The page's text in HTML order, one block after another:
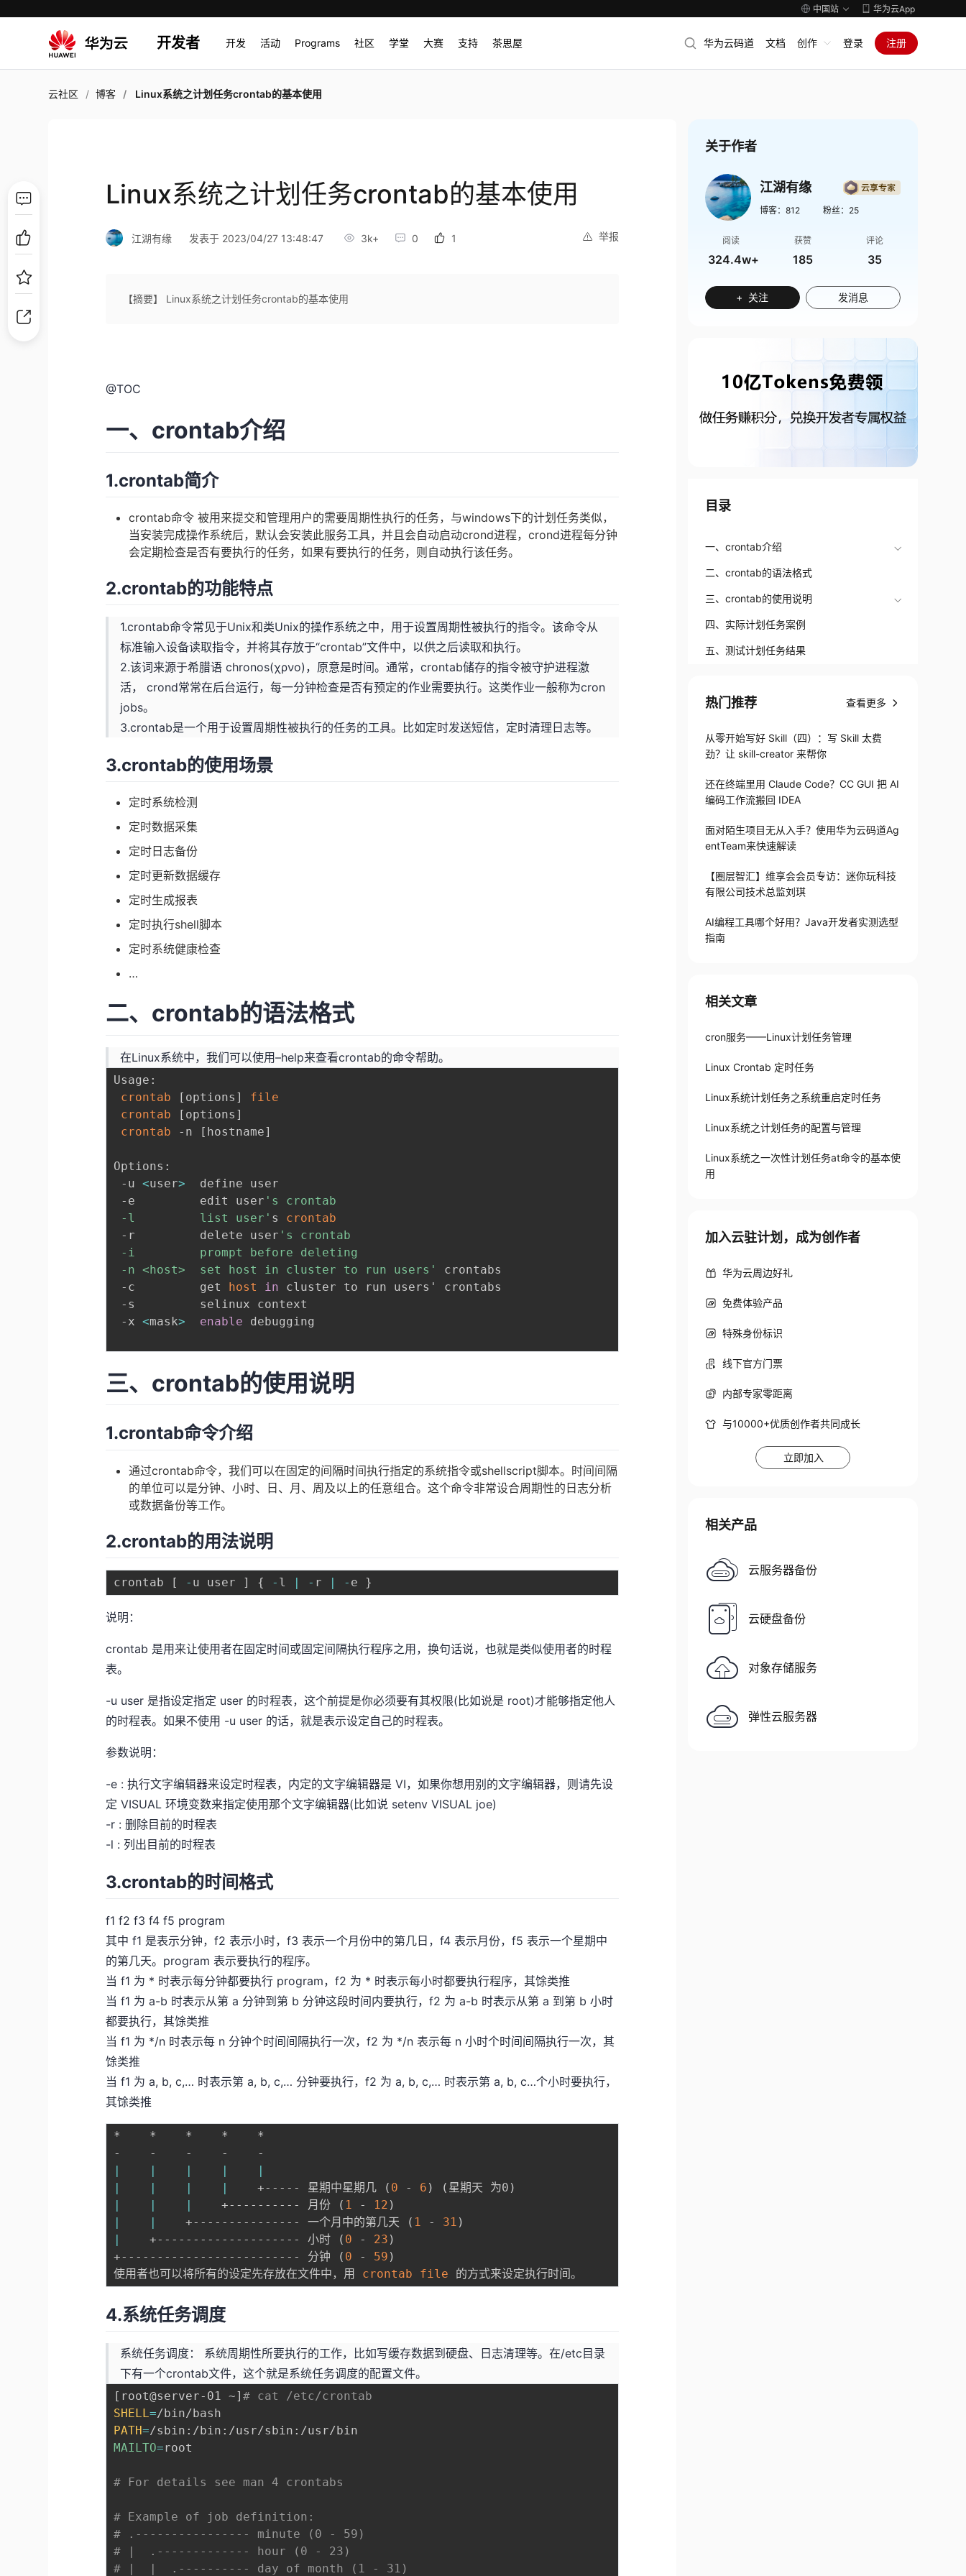
中国站 华为云App
开发者 开发 活动 Programs 社区 学堂 大赛 支持 茶思屋 华为云码道 文档 创作 登录 注册
云社区 博客 Linux系统之计划任务crontab的基本使用
Linux系统之计划任务crontab的基本使用
举报
江湖有缘 发表于 2023/04/27 13:48:47 3k+ 0 1
【摘要】 Linux系统之计划任务crontab的基本使用
@TOC
一、crontab介绍
1.crontab简介
crontab命令 被用来提交和管理用户的需要周期性执行的任务，与windows下的计划任务类似，
当安装完成操作系统后，默认会安装此服务工具，并且会自动启动crond进程，crond进程每分钟
会定期检查是否有要执行的任务，如果有要执行的任务，则自动执行该任务。
2.crontab的功能特点
1.crontab命令常见于Unix和类Unix的操作系统之中，用于设置周期性被执行的指令。该命令从
标准输入设备读取指令，并将其存放于“crontab”文件中，以供之后读取和执行。
2.该词来源于希腊语 chronos(χρνο)，原意是时间。通常，crontab储存的指令被守护进程激
活， crond常常在后台运行，每一分钟检查是否有预定的作业需要执行。这类作业一般称为cron
jobs。
3.crontab是一个用于设置周期性被执行的任务的工具。比如定时发送短信，定时清理日志等。
3.crontab的使用场景
定时系统检测
定时数据采集
定时日志备份
定时更新数据缓存
定时生成报表
定时执行shell脚本
定时系统健康检查
…
二、crontab的语法格式
在Linux系统中，我们可以使用–help来查看crontab的命令帮助。
Usage:
crontab
[ options ]
file
crontab
[ options ]
crontab -n [ hostname]
Options:
-u <user>
  define user
-e         edit user 's crontab
-l         list user' s crontab
-r         delete user 's crontab
-i         prompt before deleting
-n <host>  set host in cluster to run users'
crontabs
-c         get host in cluster to run users' crontabs
-s         selinux context
-x <mask> enable debugging
三、crontab的使用说明
1.crontab命令介绍
通过crontab命令，我们可以在固定的间隔时间执行指定的系统指令或shellscript脚本。时间间隔
的单位可以是分钟、小时、日、月、周及以上的任意组合。这个命令非常设合周期性的日志分析
或数据备份等工作。
2.crontab的用法说明
crontab [ - u user ] { - l | - r | - e }
说明：
crontab 是用来让使用者在固定时间或固定间隔执行程序之用，换句话说，也就是类似使用者的时程
表。
-u user 是指设定指定 user 的时程表，这个前提是你必须要有其权限(比如说是 root)才能够指定他人
的时程表。如果不使用 -u user 的话，就是表示设定自己的时程表。
参数说明：
-e : 执行文字编辑器来设定时程表，内定的文字编辑器是 VI，如果你想用别的文字编辑器，则请先设
定 VISUAL 环境变数来指定使用那个文字编辑器(比如说 setenv VISUAL joe)
-r : 删除目前的时程表
-l : 列出目前的时程表
3.crontab的时间格式
f1 f2 f3 f4 f5 program
其中 f1 是表示分钟，f2 表示小时，f3 表示一个月份中的第几日，f4 表示月份，f5 表示一个星期中
的第几天。program 表示要执行的程序。
当 f1 为 * 时表示每分钟都要执行 program，f2 为 * 时表示每小时都要执行程序，其馀类推
当 f1 为 a-b 时表示从第 a 分钟到第 b 分钟这段时间内要执行，f2 为 a-b 时表示从第 a 到第 b 小时
都要执行，其馀类推
当 f1 为 */n 时表示每 n 分钟个时间间隔执行一次，f2 为 */n 表示每 n 小时个时间间隔执行一次，其
馀类推
当 f1 为 a, b, c,… 时表示第 a, b, c,… 分钟要执行，f2 为 a, b, c,… 时表示第 a, b, c…个小时要执行，
其馀类推
*    *    *    *    *
|
| | |
|
|
| | |
    +----- 星期中星期几
( 0 - 6 ) ( 星期天 为0 )
|
| |
    +---------- 月份
( 1 - 12 )
|
|
    +--------------- 一个月中的第几天
( 1 - 31 )
|
    +-------------------- 小时
( 0 - 23 )
+------------------------- 分钟
( 0 - 59 )
使用者也可以将所有的设定先存放在文件中，用 crontab file
4.系统任务调度
系统任务调度： 系统周期性所要执行的工作，比如写缓存数据到硬盘、日志清理等。在/etc目录
下有一个crontab文件，这个就是系统任务调度的配置文件。
[ root@server-01 ~]# cat /etc/crontab
SHELL=
PATH=
MAILTO=root
# For details see man 4 crontabs
# Example of job definition:
# .---------------- minute (0 - 59)
# |  .------------- hour (0 - 23)
# |  |  .---------- day of month (1 - 31)
关于作者
江湖有缘
博客： 812 粉丝： 25
阅读
324.4w+
获赞
185
评论
35
+ 关注 发消息
目录
一、crontab介绍
二、crontab的语法格式
三、crontab的使用说明
四、实际计划任务案例
五、测试计划任务结果
热门推荐 查看更多
从零开始写好 Skill（四）：写 Skill 太费
劲？让 skill-creator 来帮你
还在终端里用 Claude Code？CC GUI 把 AI
编码工作流搬回 IDEA
面对陌生项目无从入手？使用华为云码道Ag
entTeam来快速解读
【圈层智汇】维享会会员专访：迷你玩科技
有限公司技术总监刘琪
AI编程工具哪个好用？Java开发者实测选型
指南
相关文章
cron服务——Linux计划任务管理
Linux Crontab 定时任务
Linux系统计划任务之系统重启定时任务
Linux系统之计划任务的配置与管理
Linux系统之一次性计划任务at命令的基本使
用
加入云驻计划，成为创作者
华为云周边好礼
免费体验产品
特殊身份标识
线下官方门票
内部专家零距离
与10000+优质创作者共同成长
立即加入
相关产品
云服务器备份
云硬盘备份
对象存储服务
弹性云服务器